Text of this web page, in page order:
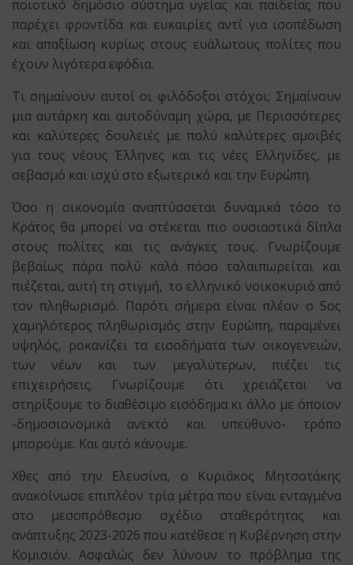
ποιοτικό δημόσιο σύστημα υγείας και παιδείας που
παρέχει φροντίδα και ευκαιρίες αντί για ισοπέδωση
και απαξίωση κυρίως στους ευάλωτους πολίτες που
έχουν λιγότερα εφόδια.
Τι σημαίνουν αυτοί οι φιλόδοξοι στόχοι; Σημαίνουν
μια αυτάρκη και αυτοδύναμη χώρα, με Περισσότερες
και καλύτερες δουλειές με πολύ καλύτερες αμοιβές
για τους νέους Έλληνες και τις νέες Ελληνίδες, με
σεβασμό και ισχύ στο εξωτερικό και την Ευρώπη.
Όσο η οικονομία αναπτύσσεται δυναμικά τόσο το
Κράτος θα μπορεί να στέκεται πιο ουσιαστικά δίπλα
στους πολίτες και τις ανάγκες τους. Γνωρίζουμε
βεβαίως πάρα πολύ καλά πόσο ταλαιπωρείται και
πιέζεται, αυτή τη στιγμή, το ελληνικό νοικοκυριό από
τον πληθωρισμό. Παρότι σήμερα είναι πλέον ο 5ος
χαμηλότερος πληθωρισμός στην Ευρώπη, παραμένει
υψηλός, ροκανίζει τα εισοδήματα των οικογενειών,
των νέων και των μεγαλύτερων, πιέζει τις
επιχειρήσεις. Γνωρίζουμε ότι χρειάζεται να
στηρίξουμε το διαθέσιμο εισόδημα κι άλλο με όποιον
-δημοσιονομικά ανεκτό και υπεύθυνο- τρόπο
μπορούμε. Και αυτό κάνουμε.
Χθες από την Ελευσίνα, ο Κυριάκος Μητσοτάκης
ανακοίνωσε επιπλέον τρία μέτρα που είναι ενταγμένα
στο μεσοπρόθεσμο σχέδιο σταθερότητας και
ανάπτυξης 2023-2026 που κατέθεσε η Κυβέρνηση στην
Κομισιόν. Ασφαλώς δεν λύνουν το πρόβλημα της